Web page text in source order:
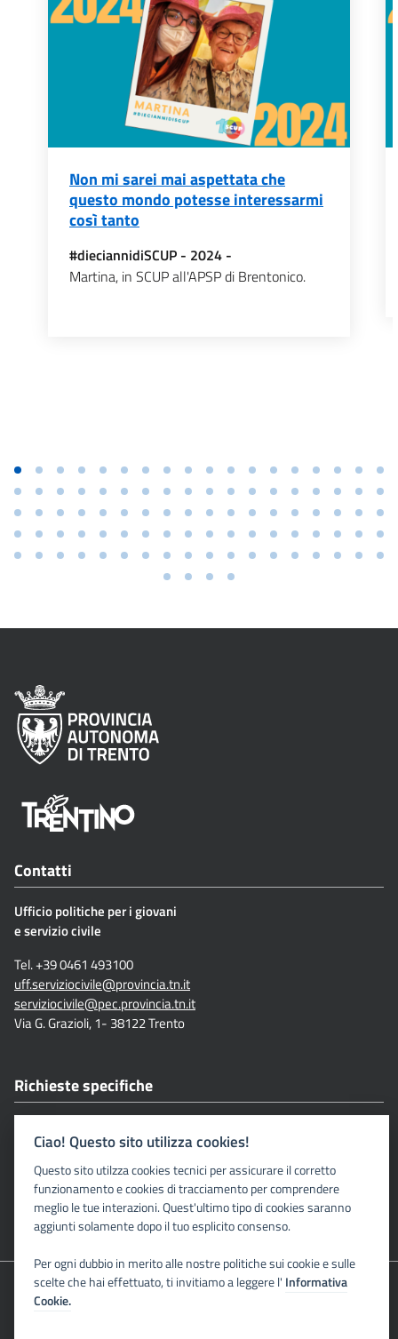
Non mi sarei mai aspettata che
questo mondo potesse interessarmi
così tanto
#dieciannidiSCUP - 2024 -
Martina, in SCUP all'APSP di Brentonico.
Contatti
Ufficio politiche per i giovani
e servizio civile
Tel. +39 0461 493100
uff.serviziocivile@provincia.tn.it
serviziocivile@pec.provincia.tn.it
Via G. Grazioli, 1- 38122 Trento
Richieste specifiche
Seguici su
2026 Provincia autonoma di Trento
Ciao! Questo sito utilizza cookies!
Questo sito utilzza cookies tecnici per assicurare il corretto
funzionamento e cookies di tracciamento per comprendere
meglio le tue interazioni. Quest'ultimo tipo di cookies saranno
aggiunti solamente dopo il tuo esplicito consenso.
Per ogni dubbio in merito alle nostre politiche sui cookie e sulle
scelte che hai effettuato, ti invitiamo a leggere l' Informativa
Cookie.